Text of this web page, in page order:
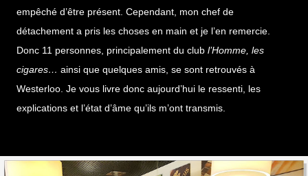
empêché d’être présent. Cependant, mon chef de
détachement a pris les choses en main et je l’en remercie.
Donc 11 personnes, principalement du club l’Homme, les
cigares… ainsi que quelques amis, se sont retrouvés à
Westerloo. Je vous livre donc aujourd’hui le ressenti, les
explications et l’état d’âme qu’ils m’ont transmis.